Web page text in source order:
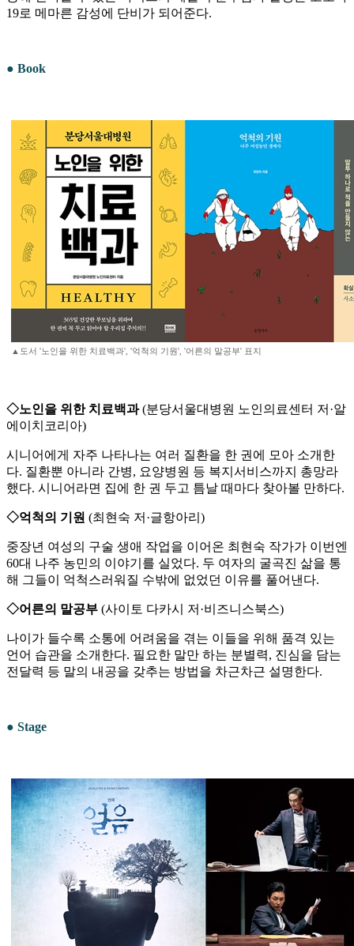
19로 메마른 감성에 단비가 되어준다.
● Book
▲도서 '노인을 위한 치료백과', '억척의 기원', '어른의 말공부' 표지
◇노인을 위한 치료백과(분당서울대병원 노인의료센터 저·알
에이치코리아)
시니어에게 자주 나타나는 여러 질환을 한 권에 모아 소개한
다. 질환뿐 아니라 간병, 요양병원 등 복지서비스까지 총망라
했다. 시니어라면 집에 한 권 두고 틈날 때마다 찾아볼 만하다.
◇억척의 기원 (최현숙 저·글항아리)
중장년 여성의 구술 생애 작업을 이어온 최현숙 작가가 이번엔
60대 나주 농민의 이야기를 실었다. 두 여자의 굴곡진 삶을 통
해 그들이 억척스러워질 수밖에 없었던 이유를 풀어낸다.
◇어른의 말공부 (사이토 다카시 저·비즈니스북스)
나이가 들수록 소통에 어려움을 겪는 이들을 위해 품격 있는
언어 습관을 소개한다. 필요한 말만 하는 분별력, 진심을 담는
전달력 등 말의 내공을 갖추는 방법을 차근차근 설명한다.
● Stage